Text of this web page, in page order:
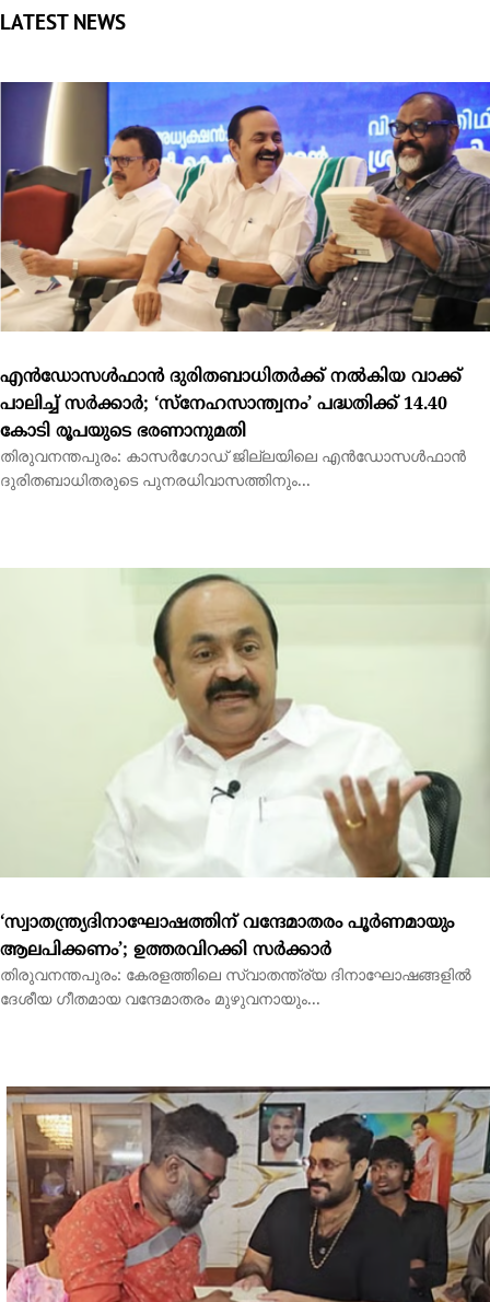
എന്‍ഡോസള്‍ഫാന്‍ ദുരിതബാധിതര്‍ക്ക് നല്‍കിയ വാക്ക്
പാലിച്ച് സര്‍ക്കാര്‍; ‘സ്നേഹസാന്ത്വനം’ പദ്ധതിക്ക് 14.40
കോടി രൂപയുടെ ഭരണാനുമതി
തിരുവനന്തപുരം: കാസര്‍ഗോഡ് ജില്ലയിലെ എന്‍ഡോസള്‍ഫാന്‍
ദുരിതബാധിതരുടെ പുനരധിവാസത്തിനും...
‘സ്വാതന്ത്ര്യദിനാഘോഷത്തിന് വന്ദേമാതരം പൂര്‍ണമായും
ആലപിക്കണം’; ഉത്തരവിറക്കി സര്‍ക്കാര്‍
തിരുവനന്തപുരം: കേരളത്തിലെ സ്വാതന്ത്ര്യ ദിനാഘോഷങ്ങളില്‍
ദേശീയ ഗീതമായ വന്ദേമാതരം മുഴുവനായും...